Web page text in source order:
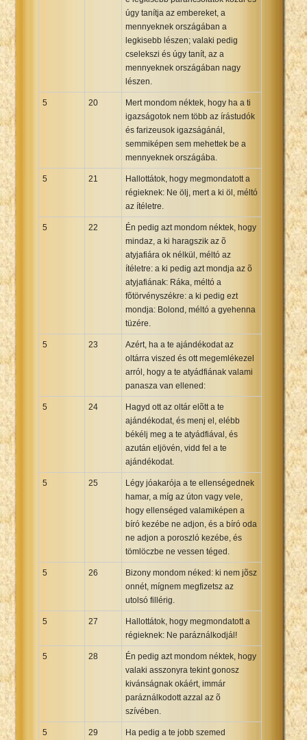
úgy tanítja az embereket, a
mennyeknek országában a
legkisebb lészen; valaki pedig
cselekszi és úgy tanít, az a
mennyeknek országában nagy
lészen.
5 20
Mert mondom néktek, hogy ha a ti
igazságotok nem több az írástudók
és farizeusok igazságánál,
semmiképen sem mehettek be a
mennyeknek országába.
5 21
Hallottátok, hogy megmondatott a
régieknek: Ne ölj, mert a ki öl, méltó
az ítéletre.
5 22
Én pedig azt mondom néktek, hogy
mindaz, a ki haragszik az õ
atyjafiára ok nélkül, méltó az
ítéletre: a ki pedig azt mondja az õ
atyjafiának: Ráka, méltó a
fõtörvényszékre: a ki pedig ezt
mondja: Bolond, méltó a gyehenna
tüzére.
5 23
Azért, ha a te ajándékodat az
oltárra viszed és ott megemlékezel
arról, hogy a te atyádfiának valami
panasza van ellened:
5 24
Hagyd ott az oltár elõtt a te
ajándékodat, és menj el, elébb
békélj meg a te atyádfiával, és
azután eljövén, vidd fel a te
ajándékodat.
5 25
Légy jóakarója a te ellenségednek
hamar, a míg az úton vagy vele,
hogy ellenséged valamiképen a
bíró kezébe ne adjon, és a bíró oda
ne adjon a poroszló kezébe, és
tömlöczbe ne vessen téged.
5 26
Bizony mondom néked: ki nem jõsz
onnét, mígnem megfizetsz az
utolsó fillérig.
5 27
Hallottátok, hogy megmondatott a
régieknek: Ne paráználkodjál!
5 28
Én pedig azt mondom néktek, hogy
valaki asszonyra tekint gonosz
kivánságnak okáért, immár
paráználkodott azzal az õ
szívében.
5 29
Ha pedig a te jobb szemed